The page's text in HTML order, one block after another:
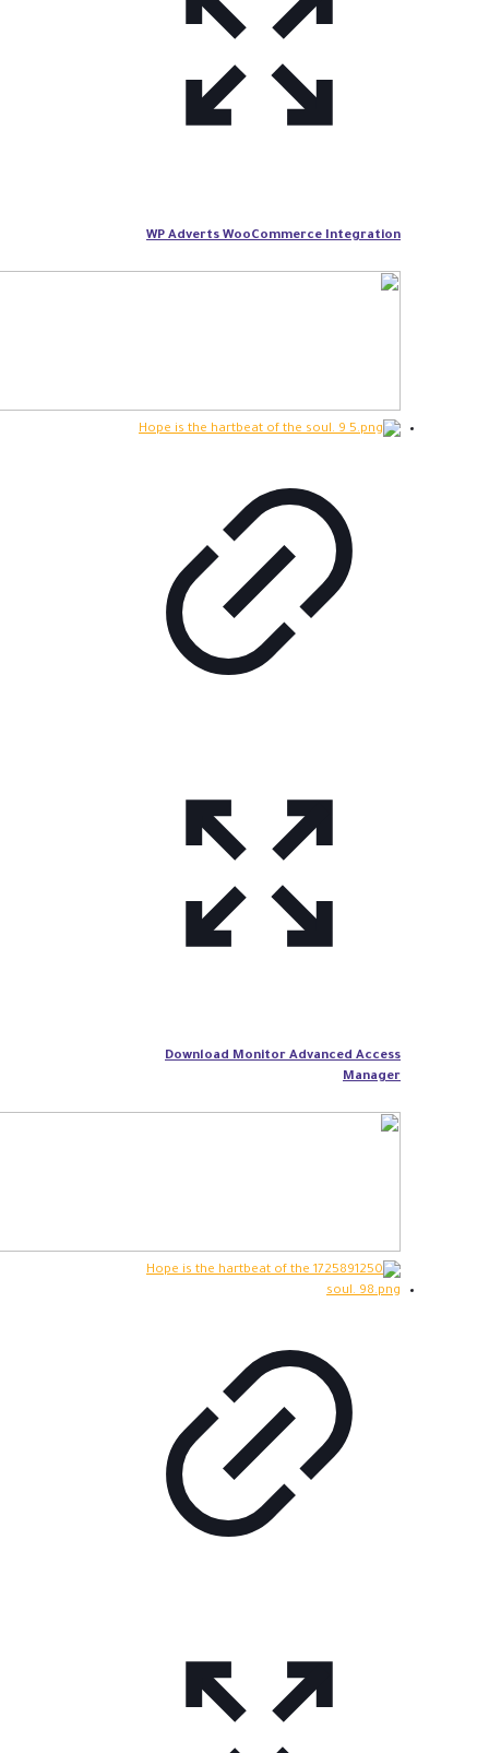
WP Adverts WooCommerce Integration
Download Monitor Advanced Access
Manager